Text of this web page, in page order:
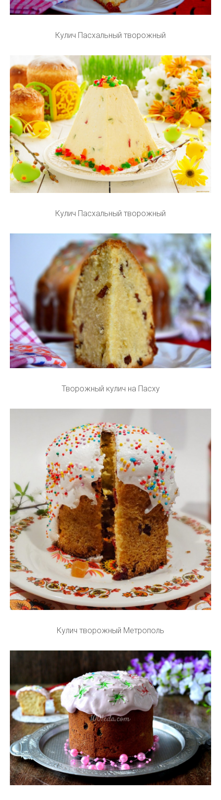
Кулич Пасхальный творожный
Кулич Пасхальный творожный
Творожный кулич на Пасху
Кулич творожный Метрополь